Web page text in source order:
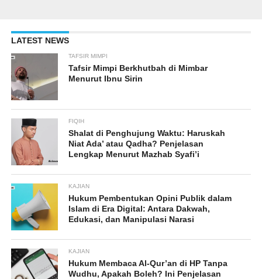
LATEST NEWS
TAFSIR MIMPI
Tafsir Mimpi Berkhutbah di Mimbar
Menurut Ibnu Sirin
FIQIH
Shalat di Penghujung Waktu: Haruskah
Niat Ada’ atau Qadha? Penjelasan
Lengkap Menurut Mazhab Syafi’i
KAJIAN
Hukum Pembentukan Opini Publik dalam
Islam di Era Digital: Antara Dakwah,
Edukasi, dan Manipulasi Narasi
KAJIAN
Hukum Membaca Al-Qur’an di HP Tanpa
Wudhu, Apakah Boleh? Ini Penjelasan